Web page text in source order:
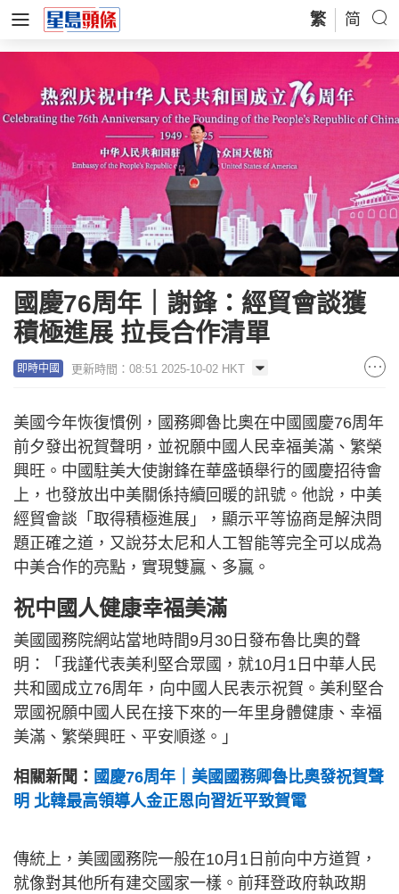
繁 简
國慶76周年｜謝鋒：經貿會談獲
積極進展 拉長合作清單
即時中國 更新時間：08:51 2025-10-02 HKT
美國今年恢復慣例，國務卿魯比奧在中國國慶76周年
前夕發出祝賀聲明，並祝願中國人民幸福美滿、繁榮
興旺。中國駐美大使謝鋒在華盛頓舉行的國慶招待會
上，也發放出中美關係持續回暖的訊號。他說，中美
經貿會談「取得積極進展」，顯示平等協商是解決問
題正確之道，又說芬太尼和人工智能等完全可以成為
中美合作的亮點，實現雙贏、多贏。
祝中國人健康幸福美滿
美國國務院網站當地時間9月30日發布魯比奧的聲
明：「我謹代表美利堅合眾國，就10月1日中華人民
共和國成立76周年，向中國人民表示祝賀。美利堅合
眾國祝願中國人民在接下來的一年里身體健康、幸福
美滿、繁榮興旺、平安順遂。」
相關新聞： 國慶76周年｜美國國務卿魯比奧發祝賀聲
明 北韓最高領導人金正恩向習近平致賀電
傳統上，美國國務院一般在10月1日前向中方道賀，
就像對其他所有建交國家一樣。前拜登政府執政期